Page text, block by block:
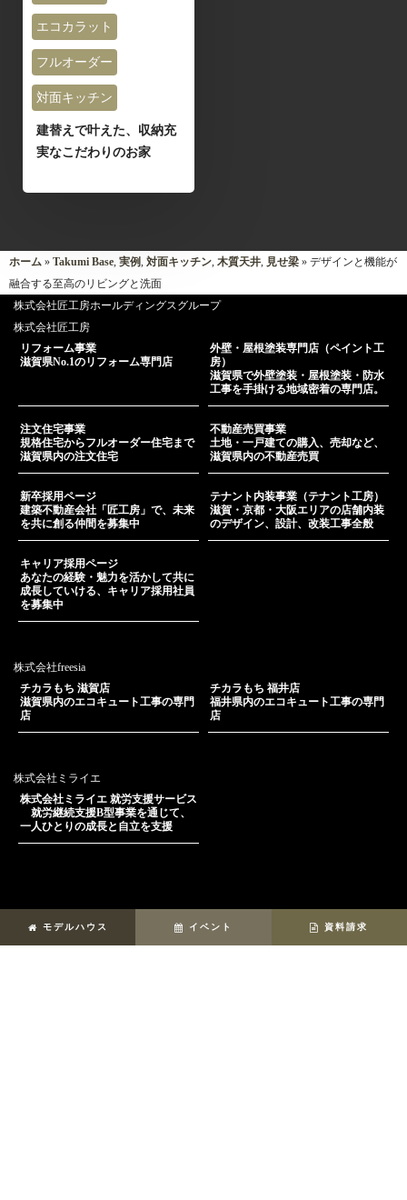
モデルハウス イベント 資料請求
エコカラット
フルオーダー
対面キッチン
建替えで叶えた、収納充
実なこだわりのお家
ホーム » Takumi Base, 実例, 対面キッチン, 木質天井, 見せ梁 » デザインと機能が
融合する至高のリビングと洗面
株式会社匠工房ホールディングスグループ
株式会社匠工房
リフォーム事業
滋賀県No.1のリフォーム専門店
外壁・屋根塗装専門店（ペイント工
房）
滋賀県で外壁塗装・屋根塗装・防水
工事を手掛ける地域密着の専門店。
注文住宅事業
規格住宅からフルオーダー住宅まで
滋賀県内の注文住宅
不動産売買事業
土地・一戸建ての購入、売却など、
滋賀県内の不動産売買
新卒採用ページ
建築不動産会社「匠工房」で、未来
を共に創る仲間を募集中
テナント内装事業（テナント工房）
滋賀・京都・大阪エリアの店舗内装
のデザイン、設計、改装工事全般
キャリア採用ページ
あなたの経験・魅力を活かして共に
成長していける、キャリア採用社員
を募集中
株式会社freesia
チカラもち 滋賀店
滋賀県内のエコキュート工事の専門
店
チカラもち 福井店
福井県内のエコキュート工事の専門
店
株式会社ミライエ
株式会社ミライエ 就労支援サービス
就労継続支援B型事業を通じて、
一人ひとりの成長と自立を支援